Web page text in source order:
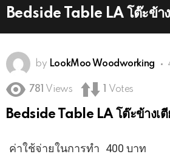
Bedside Table LA โต๊ะข้าง
by LookMoo Woodworking
781 Views Votes
Bedside Table LA โต๊ะข้างเตี
ค่าใช้จ่ายในการทำ 400 บาท